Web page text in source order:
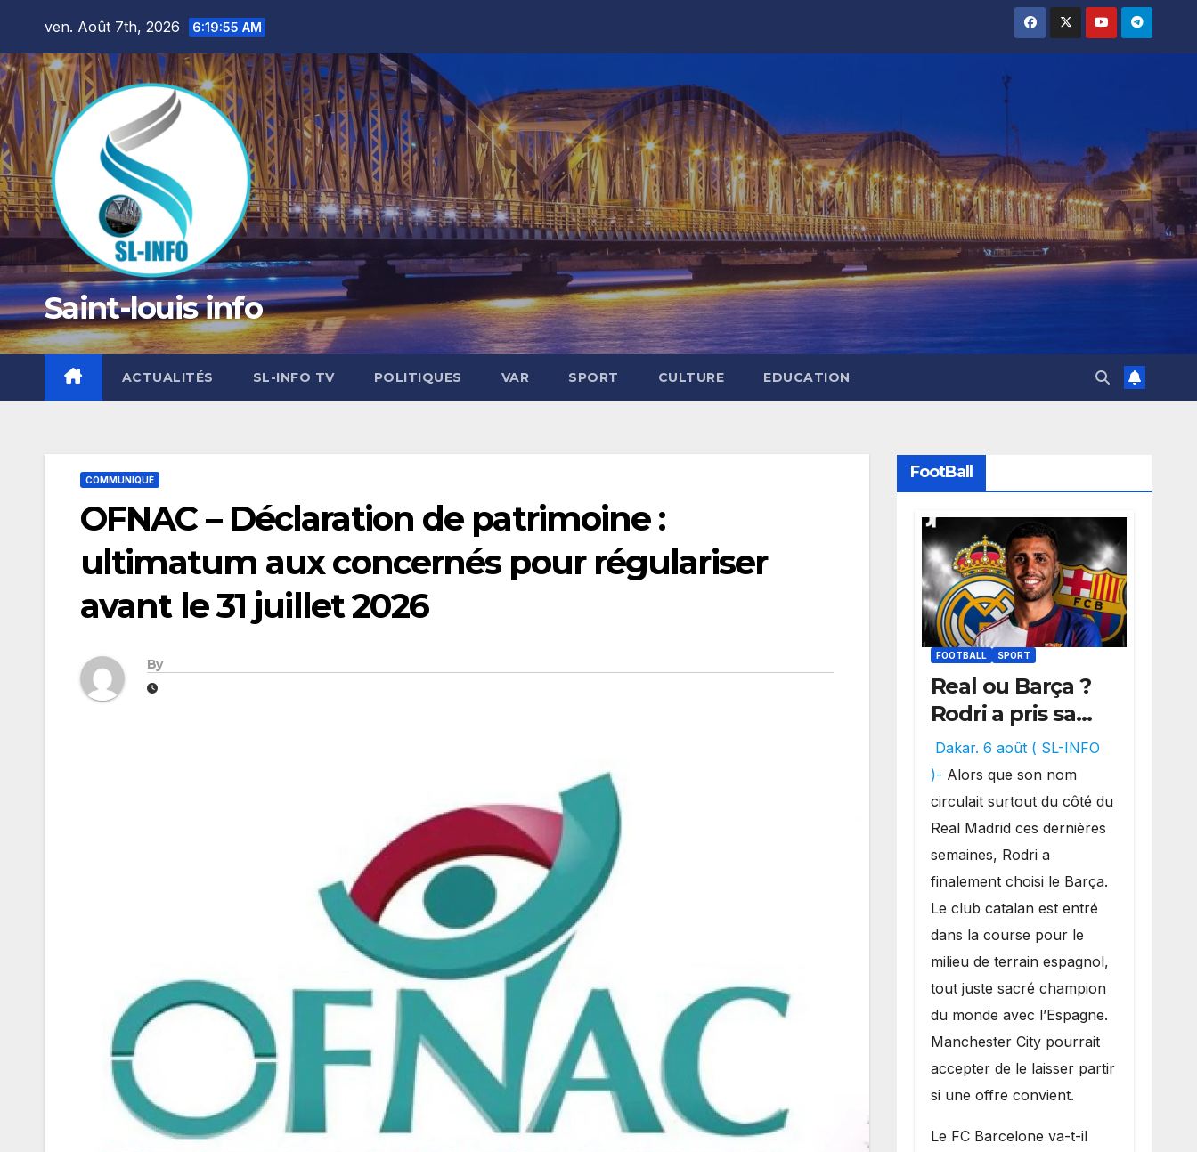
content
ven. Août 7th, 2026 6:19:57 AM
Saint-louis info
ACTUALITÉS SL-INFO TV POLITIQUES VAR SPORT CULTURE EDUCATION
COMMUNIQUÉ
OFNAC – Déclaration de patrimoine :
ultimatum aux concernés pour régulariser
avant le 31 juillet 2026
By
FootBall
FOOTBALL SPORT
Real ou Barça ?
Rodri a pris sa
décision, un
choix qui
pourrait faire
grand bruit sur
le marché des
transferts.
Dakar. 6 août ( SL-INFO
)- Alors que son nom
circulait surtout du côté du
Real Madrid ces dernières
semaines, Rodri a
finalement choisi le Barça.
Le club catalan est entré
dans la course pour le
milieu de terrain espagnol,
tout juste sacré champion
du monde avec l’Espagne.
Manchester City pourrait
accepter de le laisser partir
si une offre convient.
​Le FC Barcelone va-t-il